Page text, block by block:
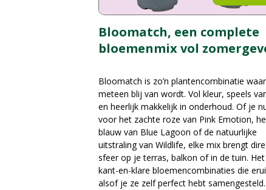
Bloomatch, een complete
bloemenmix vol
Bloomatch is zo’n plantencombinatie
meteen blij van wordt. Vol kleur, speels
en heerlijk makkelijk in onderhoud. Of je
voor het zachte roze van Pink Emotion,
blauw van Blue Lagoon of de natuurlijke
uitstraling van Wildlife, elke mix brengt
sfeer op je terras, balkon of in de tuin.
kant-en-klare bloemencombinaties die
alsof je ze zelf perfect hebt samengesteld.